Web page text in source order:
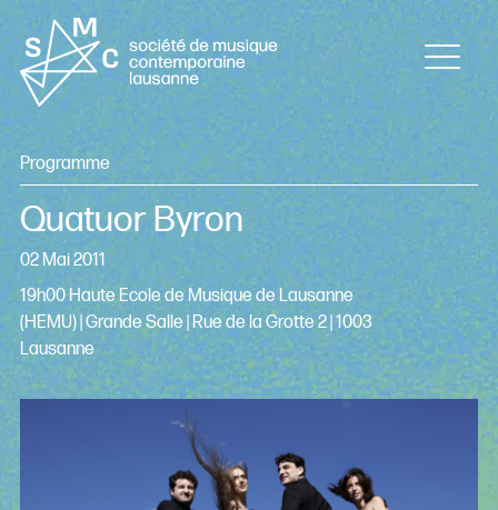
Programme
Quatuor Byron
02 Mai 2011
19h00 Haute Ecole de Musique de Lausanne
(HEMU) | Grande Salle | Rue de la Grotte 2 | 1003
Lausanne